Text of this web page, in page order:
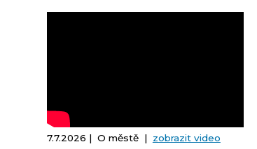
7.7.2026 | O městě | zobrazit video